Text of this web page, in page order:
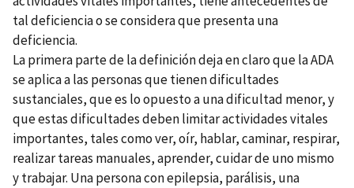
tal deficiencia o se considera que presenta una
deficiencia.
La primera parte de la definición deja en claro que la ADA
se aplica a las personas que tienen dificultades
sustanciales, que es lo opuesto a una dificultad menor, y
que estas dificultades deben limitar actividades vitales
importantes, tales como ver, oír, hablar, caminar, respirar,
realizar tareas manuales, aprender, cuidar de uno mismo
y trabajar. Una persona con epilepsia, parálisis, una